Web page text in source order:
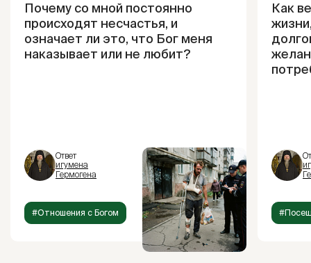
Почему со мной постоянно
происходят несчастья, и
означает ли это, что Бог меня
наказывает или не любит?
Ответ
игумена
Гермогена
#Отношения с Богом
Как